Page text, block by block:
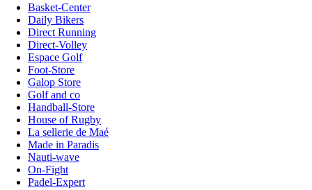
Basket-Center
Daily Bikers
Direct Running
Direct-Volley
Espace Golf
Foot-Store
Galop Store
Golf and co
Handball-Store
House of Rugby
La sellerie de Maé
Made in Paradis
Nauti-wave
On-Fight
Padel-Expert